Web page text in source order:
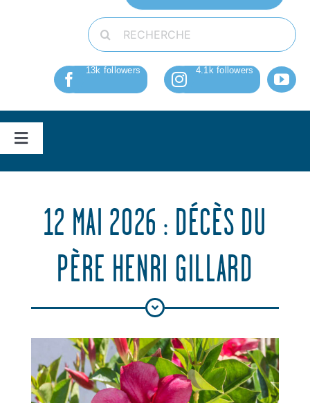
Rechercher:
Navigation
Vie d’église
Nos missions
Actualités
Agenda
12 MAI 2026 : DÉCÈS DU
PÈRE HENRI GILLARD